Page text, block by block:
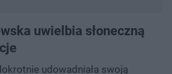
uwielbia słoneczną
udowadniała swoją